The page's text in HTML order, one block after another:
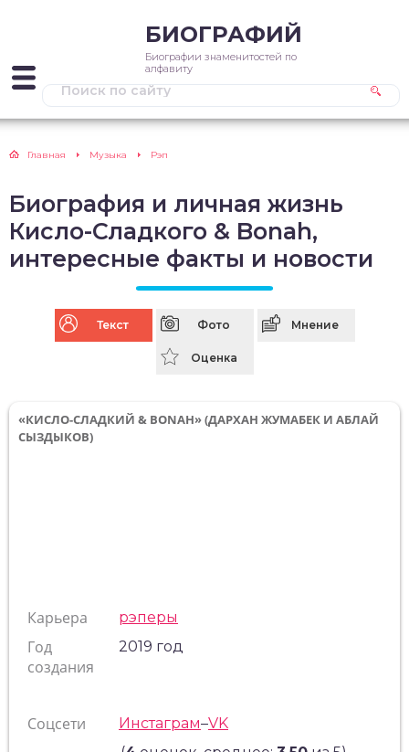
БИОГРАФИЙ
Биографии знаменитостей по
алфавиту
Главная Музыка Рэп
Биография и личная жизнь
Кисло-Сладкого & Bonah,
интересные факты и новости
Текст Фото Мнение
Оценка
«КИСЛО-СЛАДКИЙ & BONAH» (ДАРХАН ЖУМАБЕК И АБЛАЙ
СЫЗДЫКОВ)
Карьера рэперы
Год
создания
2019 год
Соцсети Инстаграм–VK